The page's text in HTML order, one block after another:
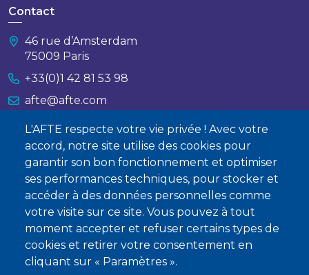
L'AFTE respecte votre vie privée ! Avec votre
accord, notre site utilise des cookies pour
garantir son bon fonctionnement et optimiser
ses performances techniques, pour stocker et
accéder à des données personnelles comme
votre visite sur ce site. Vous pouvez à tout
moment accepter et refuser certains types de
cookies et retirer votre consentement en
cliquant sur « Paramètres ».
Contact
46 rue d’Amsterdam
75009 Paris
+33(0)1 42 81 53 98
afte@afte.com
Nous contacter
À propos
Qui sommes-nous ?
Devenir membre